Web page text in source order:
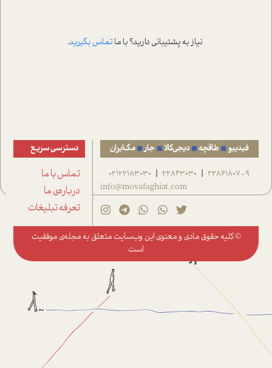
نیاز به پشتیبانی دارید؟ با ماتماس بگیرید.
فیدیبو طاقچه دیجی‌کالا جار مگ‌ایران
22861807-9
|
22843030
|
02122183030
info@movafaghiat.com
دسترسی سریع
تماس با ما
درباره‌ی ما
تعرفه تبلیغات
© کلیه حقوق مادی و معنوی این وب‌سایت متعلق به مجله‌ی موفقیت
است